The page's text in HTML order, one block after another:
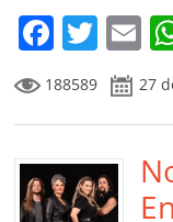
F
a
c
e
b
o
T
w
itt
er
E
m
ai
l
188589 27